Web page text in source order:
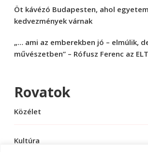
Öt kávézó Budapesten, ahol
kedvezmények várnak
„… ami az emberekben jó – elmúlik,
művészetben” – Rófusz Ferenc az
Rovatok
Közélet
Kultúra